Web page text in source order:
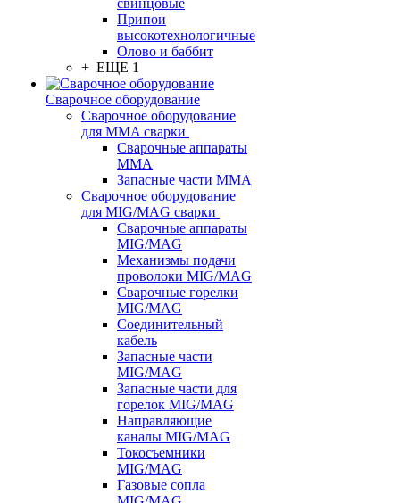
свинцовые
Припои
высокотехнологичные
Олово и баббит
+ ЕЩЕ 1
Сварочное оборудование
Сварочное оборудование
для MMA сварки
Сварочные аппараты
MMA
Запасные части MMA
Сварочное оборудование
для MIG/MAG сварки
Сварочные аппараты
MIG/MAG
Механизмы подачи
проволоки MIG/MAG
Сварочные горелки
MIG/MAG
Соединительный
кабель
Запасные части
MIG/MAG
Запасные части для
горелок MIG/MAG
Направляющие
каналы MIG/MAG
Токосъемники
MIG/MAG
Газовые сопла